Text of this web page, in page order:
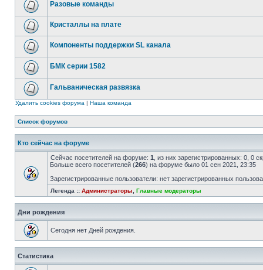
Разовые команды
Кристаллы на плате
Компоненты поддержки SL канала
БМК серии 1582
Гальваническая развязка
Удалить cookies форума | Наша команда
Список форумов
Кто сейчас на форуме
Сейчас посетителей на форуме: 1 , из них зарегистрированных: 0, 0
Больше всего посетителей (266) на форуме было 01 сен 2021, 23:35
Зарегистрированные пользователи: нет зарегистрированных
Легенда :: Администраторы Главные модераторы
Дни рождения
Сегодня нет Дней рождения.
Статистика